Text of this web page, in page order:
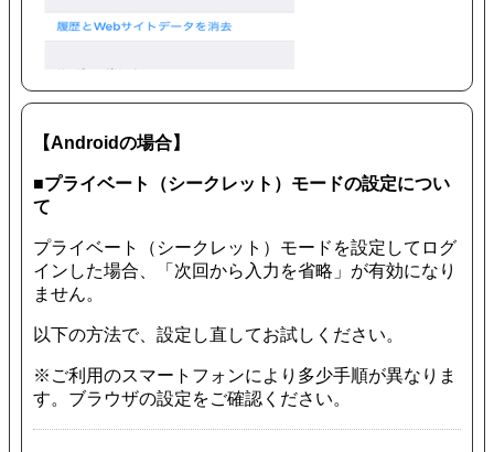
【Androidの場合】
■プライベート（シークレット）モードの設定につい
て
プライベート（シークレット）モードを設定してログ
インした場合、「次回から入力を省略」が有効になり
ません。
以下の方法で、設定し直してお試しください。
※ご利用のスマートフォンにより多少手順が異なりま
す。ブラウザの設定をご確認ください。